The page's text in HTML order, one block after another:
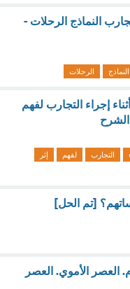
النماذج الرحلات -
النماذج الرحلات
إجراء التجارب لفهم
الشرح
التجارب لفهم
إثر
[تم الحل]
العصر الأموي. العصر